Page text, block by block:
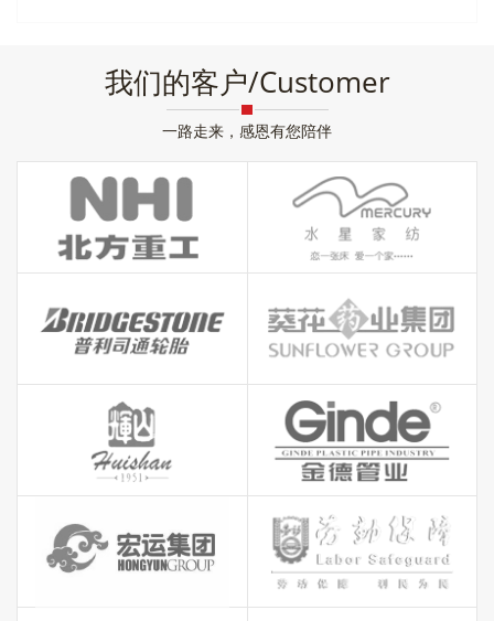
我们的客户/Customer
一路走来，感恩有您陪伴